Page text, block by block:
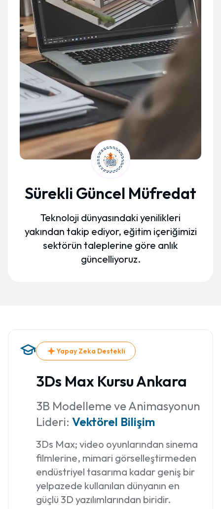
Sürekli Güncel Müfredat
Teknoloji dünyasındaki yenilikleri
yakından takip ediyor, eğitim içeriğimizi
sektörün taleplerine göre anlık
güncelliyoruz.
Yapay Zeka Destekli
3Ds Max Kursu Ankara
3B Modelleme ve Animasyonun
Lideri: Vektörel Bilişim
3Ds Max; video oyunlarından sinema
filmlerine, mimari görselleştirmeden
endüstriyel tasarıma kadar geniş bir
yelpazede kullanılan dünyanın en
güçlü 3D yazılımlarından biridir.